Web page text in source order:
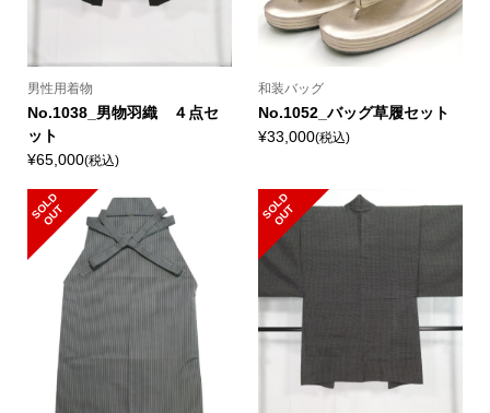
男性用着物
No.1038_男物羽織 ４点セ
ット
¥65,000(税込)
和装バッグ
No.1052_バッグ草履セット
¥33,000(税込)
S
O
L
D
O
U
T S
O
L
D
O
U
T